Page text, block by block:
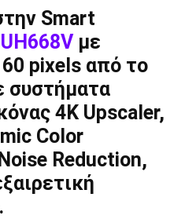
Smart
με
pixels από το
συστήματα
4K Upscaler,
Color
Reduction,